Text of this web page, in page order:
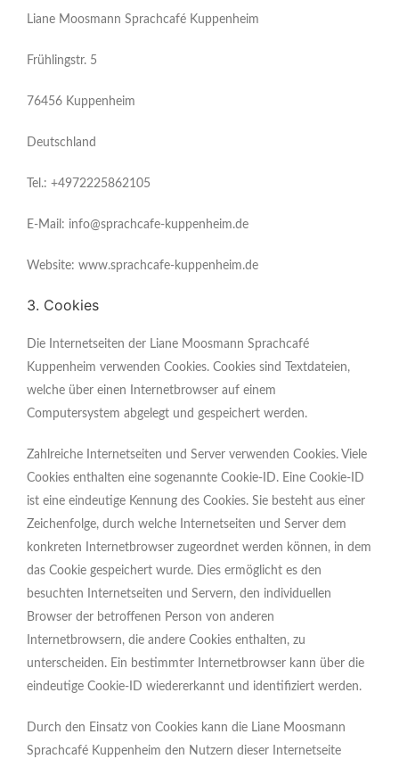
Liane Moosmann Sprachcafé Kuppenheim
Frühlingstr. 5
76456 Kuppenheim
Deutschland
Tel.: +4972225862105
E-Mail: info@sprachcafe-kuppenheim.de
Website: www.sprachcafe-kuppenheim.de
3. Cookies
Die Internetseiten der Liane Moosmann Sprachcafé
Kuppenheim verwenden Cookies. Cookies sind Textdateien,
welche über einen Internetbrowser auf einem
Computersystem abgelegt und gespeichert werden.
Zahlreiche Internetseiten und Server verwenden Cookies. Viele
Cookies enthalten eine sogenannte Cookie-ID. Eine Cookie-ID
ist eine eindeutige Kennung des Cookies. Sie besteht aus einer
Zeichenfolge, durch welche Internetseiten und Server dem
konkreten Internetbrowser zugeordnet werden können, in dem
das Cookie gespeichert wurde. Dies ermöglicht es den
besuchten Internetseiten und Servern, den individuellen
Browser der betroffenen Person von anderen
Internetbrowsern, die andere Cookies enthalten, zu
unterscheiden. Ein bestimmter Internetbrowser kann über die
eindeutige Cookie-ID wiedererkannt und identifiziert werden.
Durch den Einsatz von Cookies kann die Liane Moosmann
Sprachcafé Kuppenheim den Nutzern dieser Internetseite